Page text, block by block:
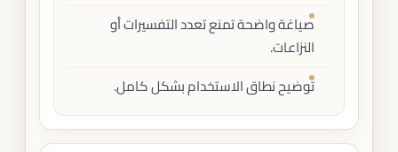
صياغة واضحة تمنع تعدد التفسيرات أو
النزاعات.
توضيح نطاق الاستخدام بشكل كامل.